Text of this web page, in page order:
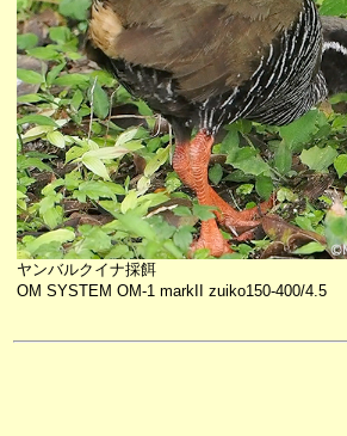
ヤンバルクイナ採餌
OM SYSTEM OM-1 markII zuiko150-400/4.5